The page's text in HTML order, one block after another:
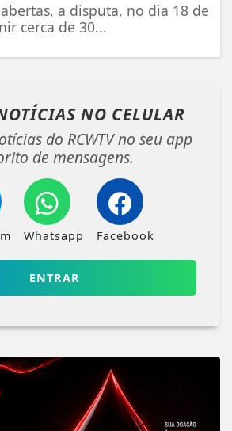
a disputa, no dia 18 de
cerca de 30...
NO CELULAR
do RCWTV no seu app
de mensagens.
Whatsapp Facebook
ENTRAR